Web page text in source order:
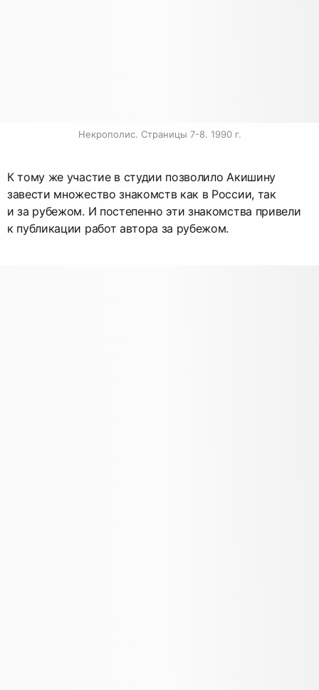
Некрополис. Страницы 7-8. 1990 г.
К тому же участие в студии позволило Акишину
завести множество знакомств как в России, так
и за рубежом. И постепенно эти знакомства привели
к публикации работ автора за рубежом.